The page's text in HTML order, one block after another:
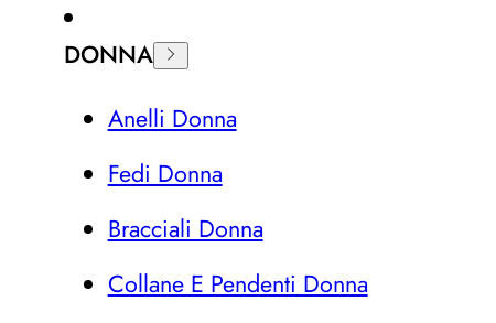
DONNA
Anelli Donna
Fedi Donna
Bracciali Donna
Collane E Pendenti Donna